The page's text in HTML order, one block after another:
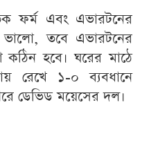
ফর্ম এবং এভারটনের
ভালো, তবে এভারটনের
কঠিন হবে। ঘরের মাঠে
রেখে ১-০ ব্যবধানে
ডেভিড ময়েসের দল।